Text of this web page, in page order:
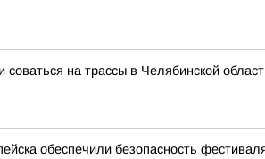
соваться на трассы в Челябинской
обеспечили безопасность